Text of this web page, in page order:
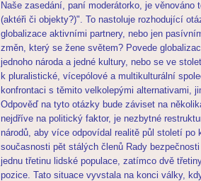
Naše zasedání, paní moderátorko, je věnováno
(aktéři či objekty?)". To nastoluje rozhodující
globalizace aktivními partnery, nebo jen
změn, který se žene světem? Povede
jednoho národa a jedné kultury, nebo se ve
k pluralistické, vícepólové a multikulturální
konfrontaci s těmito velkolepými alternativami,
Odpověď na tyto otázky bude záviset na
nejdříve na politický faktor, je nezbytné
národů, aby více odpovídal realitě půl století po
současnosti pět stálých členů Rady
jednu třetinu lidské populace, zatímco dvě
pozice. Tato situace vyvstala na konci války,